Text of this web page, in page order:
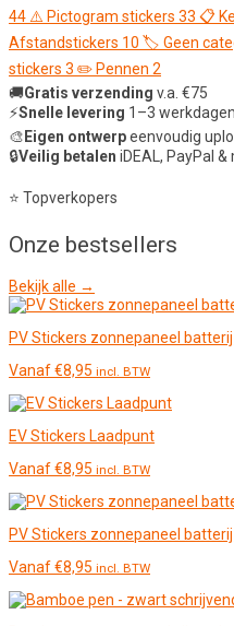
44 ⚠️ Pictogram stickers 33 📋
Afstandstickers 10 🏷️ Geen
stickers 3 ✏️ Pennen 2
🚚Gratis verzending v.a. €75
⚡Snelle levering 1–3 werkdagen
🎨 Eigen ontwerpeenvoudig
🔒Veilig betalen iDEAL, PayPal &
⭐ Topverkopers
Onze bestsellers
Bekijk alle →
PV Stickers zonnepaneel
Vanaf€8,95 incl. BTW
EV Stickers Laadpunt
Vanaf€8,95 incl. BTW
PV Stickers zonnepaneel batterij
Vanaf€8,95 incl. BTW